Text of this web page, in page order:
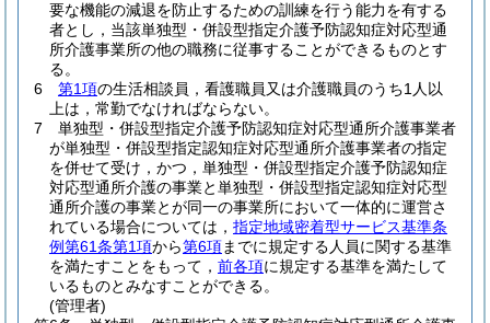
要な機能の減退を防止するための訓練を行う能力を有する
者とし，当該単独型・併設型指定介護予防認知症対応型通
所介護事業所の他の職務に従事することができるものとす
る。
6
第1項の生活相談員，看護職員又は介護職員のうち1人以
上は，常勤でなければならない。
7
単独型・併設型指定介護予防認知症対応型通所介護事業者
が単独型・併設型指定認知症対応型通所介護事業者の指定
を併せて受け，かつ，単独型・併設型指定介護予防認知症
対応型通所介護の事業と単独型・併設型指定認知症対応型
通所介護の事業とが同一の事業所において一体的に運営さ
れている場合については， 指定地域密着型サービス基準条
例第61条第1項から第6項までに規定する人員に関する基準
を満たすことをもって， 前各項に規定する基準を満たして
いるものとみなすことができる。
(管理者)